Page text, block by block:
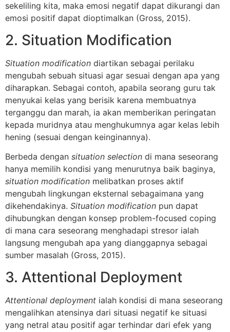
sekeliling kita, maka emosi negatif dapat dikurangi dan
emosi positif dapat dioptimalkan (Gross, 2015).
2. Situation Modification
Situation modification diartikan sebagai perilaku
mengubah sebuah situasi agar sesuai dengan apa yang
diharapkan. Sebagai contoh, apabila seorang guru tak
menyukai kelas yang berisik karena membuatnya
terganggu dan marah, ia akan memberikan peringatan
kepada muridnya atau menghukumnya agar kelas lebih
hening (sesuai dengan keinginannya).
Berbeda dengan situation selection di mana seseorang
hanya memilih kondisi yang menurutnya baik baginya,
situation modification melibatkan proses aktif
mengubah lingkungan eksternal sebagaimana yang
dikehendakinya. Situation modification pun dapat
dihubungkan dengan konsep problem-focused coping
di mana cara seseorang menghadapi stresor ialah
langsung mengubah apa yang dianggapnya sebagai
sumber masalah (Gross, 2015).
3. Attentional Deployment
Attentional deployment ialah kondisi di mana seseorang
mengalihkan atensinya dari situasi negatif ke situasi
yang netral atau positif agar terhindar dari efek yang